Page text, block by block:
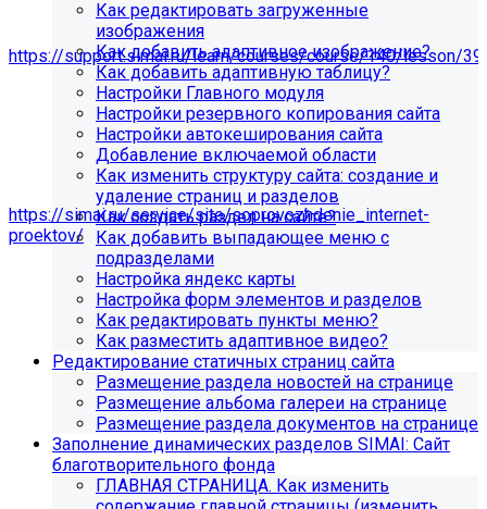
Мы подготовили чек-лист администратора сайта:
https://support.simai.ru/learn/courses/course/140/lesson/
Рекомендуем придерживаться регламента выполнения
этих работ — это помогает поддерживать сайт в
стабильном и безопасном состоянии.
Если у вас нет технических специалистов, вы можете
передать сайт на техническую поддержку нам:
https://simai.ru/service/site/soprovozhdenie_internet-
proektov/
Это выгодно, потому что вы получаете команду
экспертов вместо одного сотрудника: мы берём на себя
регулярные обновления и контроль работоспособности,
быстрее реагируем на сбои, снижаем риски простоев и
уязвимостей, а вам не нужно тратить время и бюджет на
поиск, обучение и удержание специалистов.
Проверьте адрес сервера
обновлений!
Как редактировать загруженные
изображения
Как добавить адаптивное изображение?
Как добавить адаптивную таблицу?
Настройки Главного модуля
Настройки резервного копирования сайта
Настройки автокеширования сайта
Добавление включаемой области
Как изменить структуру сайта: создание и
удаление страниц и разделов
Как создать раздел на сайте?
Как добавить выпадающее меню с
подразделами
Настройка яндекс карты
Настройка форм элементов и разделов
Как редактировать пункты меню?
Как разместить адаптивное видео?
Редактирование статичных страниц сайта
Размещение раздела новостей на странице
Размещение альбома галереи на странице
Размещение раздела документов на странице
Заполнение динамических разделов SIMAI: Сайт
благотворительного фонда
ГЛАВНАЯ СТРАНИЦА. Как изменить